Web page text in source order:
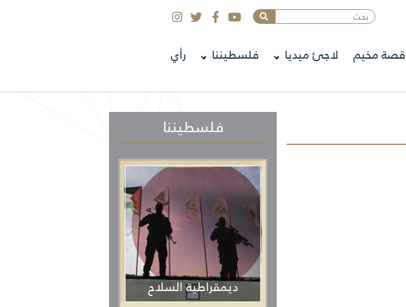
قصة مخيم لاجئ ميديا فلسطيننا رأي
فلسطيننا
ديمقراطية السلاح